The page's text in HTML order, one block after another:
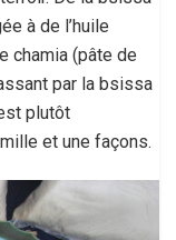
à de l’huile
chamia (pâte de
par la bsissa
plutôt
et une façons.